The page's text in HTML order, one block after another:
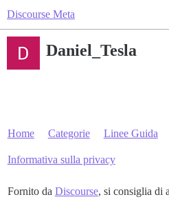
Discourse Meta
Daniel_Tesla
Home Categorie Linee Guida
Informativa sulla privacy
Fornito da Discourse, si consiglia di